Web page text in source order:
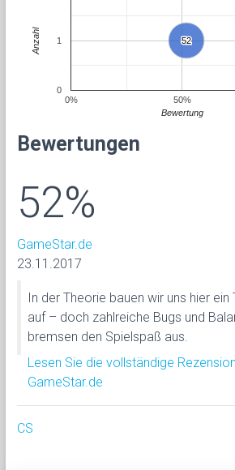
52
52
0% 50%
0
1
Bewertung
Anzahl
Bewertungen
52%
GameStar.de
23.11.2017
In der Theorie bauen wir uns hier
auf – doch zahlreiche Bugs und
bremsen den Spielspaß aus.
Lesen Sie die vollständige
GameStar.de
CS